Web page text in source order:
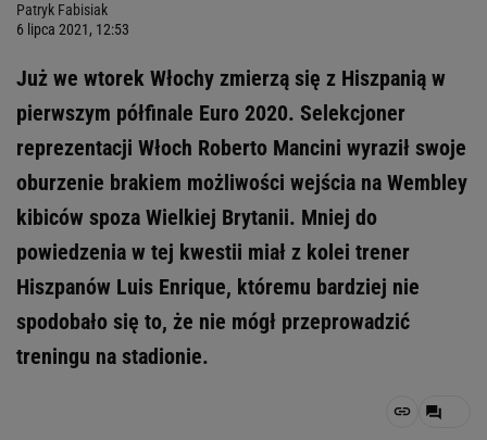
Patryk Fabisiak
6 lipca 2021, 12:53
Już we wtorek Włochy zmierzą się z Hiszpanią w
pierwszym półfinale Euro 2020. Selekcjoner
reprezentacji Włoch Roberto Mancini wyraził swoje
oburzenie brakiem możliwości wejścia na Wembley
kibiców spoza Wielkiej Brytanii. Mniej do
powiedzenia w tej kwestii miał z kolei trener
Hiszpanów Luis Enrique, któremu bardziej nie
spodobało się to, że nie mógł przeprowadzić
treningu na stadionie.